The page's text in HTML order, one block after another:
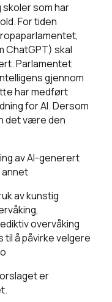
som har
For tiden
ChatGPT) skal
Parlamentet
gjennom
har medført
for AI. Dersom
det være den
av AI-generert
annet
av kunstig
overvåking
å påvirke velgere
er